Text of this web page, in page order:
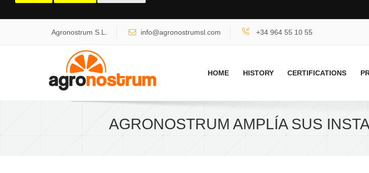
Search ...
Agronostrum S.L. info@agronostrumsl.com +34 964 55 10 55
HOME HISTORY CERTIFICATIONS
AGRONOSTRUM AMPLÍA SUS